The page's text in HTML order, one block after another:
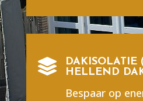

DAKISOLATIE
HELLEND
Bespaar op